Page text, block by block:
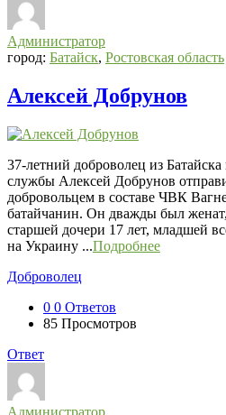
Администратор
город: Батайск, Ростовская область
Алексей Добрунов
37-летний доброволец из
службы Алексей Добрунов
добровольцем в составе ЧВК
батайчанин. Он дважды был женат,
старшей дочери 17 лет, младшей
на Украину ...Подробнее
Доброволец
0 0 Ответов
85 Просмотров
Ответ
Администратор